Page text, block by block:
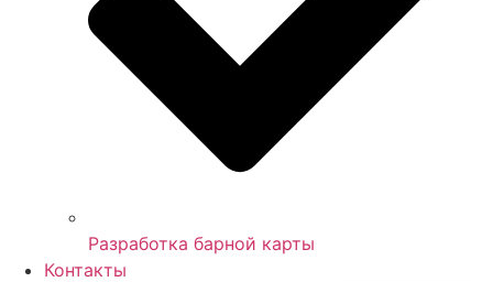
Разработка барной карты
Контакты